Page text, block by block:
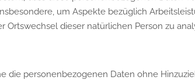
um Aspekte bezüglich
dieser natürlichen Person zu
die personenbezogenen Daten ohne